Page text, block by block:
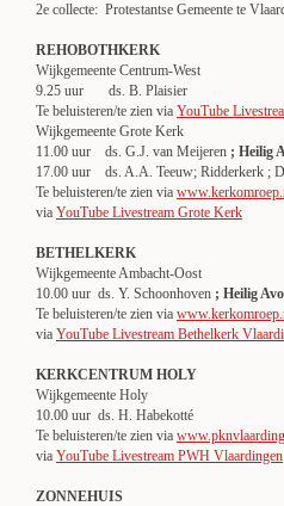
2e collecte: Protestantse Gemeente te
REHOBOTHKERK
Wijkgemeente Centrum-West
9.25 uur ds. B. Plaisier
Te beluisteren/te zien via YouTube
Wijkgemeente Grote Kerk
11.00 uur ds. G.J. van Meijeren ; Heilig
17.00 uur ds. A.A. Teeuw; Ridderkerk ;
Te beluisteren/te zien via
via YouTube Livestream Grote Kerk
BETHELKERK
Wijkgemeente Ambacht-Oost
10.00 uur ds. Y. Schoonhoven ; Heilig
Te beluisteren/te zien via
via YouTube Livestream Bethelkerk
KERKCENTRUM HOLY
Wijkgemeente Holy
10.00 uur ds. H. Habekotté
Te beluisteren/te zien via
via YouTube Livestream PWH Vlaardingen
ZONNEHUIS